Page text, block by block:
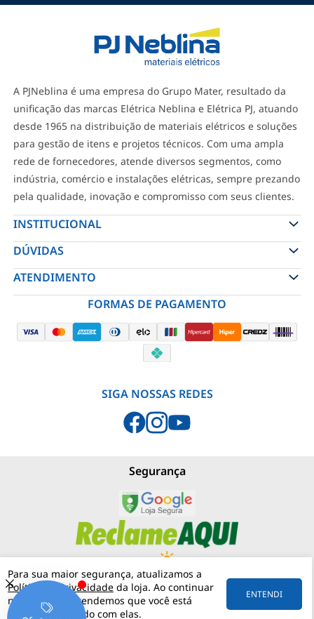
Para sua maior segurança, atualizamos a
Política de Privacidade da loja. Ao continuar
navegando, entendemos que você está
ciente e de acordo com elas.
ENTENDI
A PJNeblina é uma empresa do Grupo Mater, resultado da
unificação das marcas Elétrica Neblina e Elétrica PJ, atuando
desde 1965 na distribuição de materiais elétricos e soluções
para gestão de itens e projetos técnicos. Com uma ampla
rede de fornecedores, atende diversos segmentos, como
indústria, comércio e instalações elétricas, sempre prezando
pela qualidade, inovação e compromisso com seus clientes.
INSTITUCIONAL
DÚVIDAS
ATENDIMENTO
FORMAS DE PAGAMENTO
SIGA NOSSAS REDES
Segurança
PJNEBLINA - LOJA MATERIAIS ELÉTRICOS (11) 97542-0420
RUA MERGENTHALER, 192 VILA LEOPOLDINA
57.158.057/0001-30